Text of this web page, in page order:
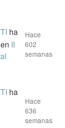
ha
en II
Hace
602
semanas
ha
Hace
636
semanas